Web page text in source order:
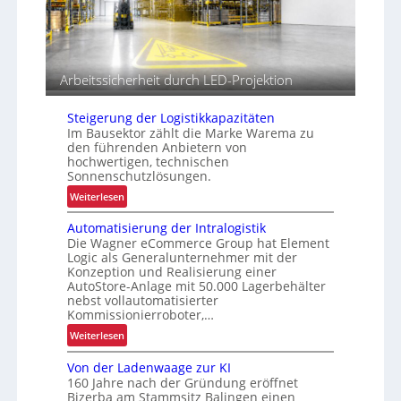
e
P
x
i
t
e
s
t
s
Arbeitssicherheit durch LED-Projektion
Steigerung der Logistikkapazitäten
Im Bausektor zählt die Marke Warema zu
den führenden Anbietern von
hochwertigen, technischen
Sonnenschutzlösungen.
Weiterlesen:
S
t
e
i
g
e
r
u
n
g
d
Automatisierung der Intralogistik
Die Wagner eCommerce Group hat Element
Logic als Generalunternehmer mit der
Konzeption und Realisierung einer
AutoStore-Anlage mit 50.000 Lagerbehälter
nebst vollautomatisierter
Kommissionierroboter,…
Weiterlesen:
A
u
Von der Ladenwaage zur KI
160 Jahre nach der Gründung eröffnet
Bizerba am Stammsitz Balingen einen